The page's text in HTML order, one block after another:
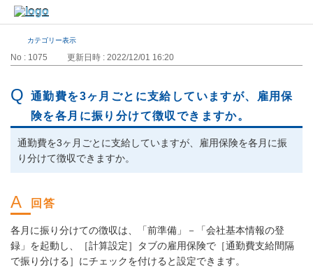
カテゴリー表示
No : 1075 更新日時 : 2022/12/01 16:20
通勤費を3ヶ月ごとに支給していますが、雇用保
険を各月に振り分けて徴収できますか。
通勤費を3ヶ月ごとに支給していますが、雇用保険を各月に振
り分けて徴収できますか。
各月に振り分けての徴収は、「前準備」－「会社基本情報の登
録」を起動し、［計算設定］タブの雇用保険で［通勤費支給間隔
で振り分ける］にチェックを付けると設定できます。